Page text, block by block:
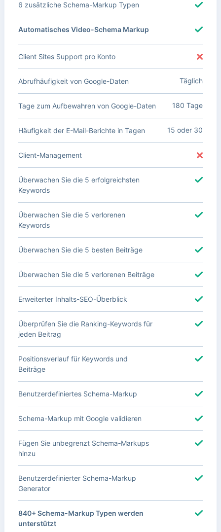
6 zusätzliche Schema-Markup Typen
Automatisches Video-Schema Markup
Client Sites Support pro Konto
Abrufhäufigkeit von Google-Daten Täglich
Tage zum Aufbewahren von Google-Daten 180 Tage
Häufigkeit der E-Mail-Berichte in Tagen 15 oder 30
Client-Management
Überwachen Sie die 5 erfolgreichsten
Keywords
Überwachen Sie die 5 verlorenen
Keywords
Überwachen Sie die 5 besten Beiträge
Überwachen Sie die 5 verlorenen Beiträge
Erweiterter Inhalts-SEO-Überblick
Überprüfen Sie die Ranking-Keywords für
jeden Beitrag
Positionsverlauf für Keywords und
Beiträge
Benutzerdefiniertes Schema-Markup
Schema-Markup mit Google validieren
Fügen Sie unbegrenzt Schema-Markups
hinzu
Benutzerdefinierter Schema-Markup
Generator
840+ Schema-Markup Typen werden
unterstützt